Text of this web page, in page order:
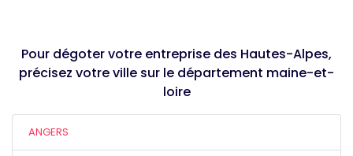
Pour dégoter votre entreprise des Hautes-Alpes,
précisez votre ville sur le département maine-et-
loire
ANGERS